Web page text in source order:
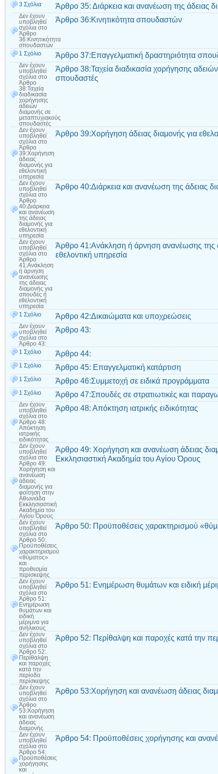
3 Σχόλια Άρθρο 35: Διάρκεια και ανανέωση της άδειας
Δεν έχουν
υποβληθεί
σχόλια στο
Άρθρο
36:Κινητικότητα
σπουδαστών
Άρθρο 36:Κινητικότητα σπουδαστών
1 Σχόλιο Άρθρο 37:Επαγγελματική δραστηριότητα
Δεν έχουν
υποβληθεί
σχόλια στο
Άρθρο
38:Ταχεία
διαδικασία
χορήγησης
αδειών
διαμονής σε
μεταπτυχιακούς
σπουδαστές
Άρθρο 38:Ταχεία διαδικασία χορήγησης
σπουδαστές
Δεν έχουν
υποβληθεί
σχόλια στο
Άρθρο
39:Χορήγηση
άδειας
διαμονής για
εθελοντική
υπηρεσία
Άρθρο 39:Χορήγηση άδειας διαμονής για
Δεν έχουν
υποβληθεί
σχόλια στο
Άρθρο
40:Διάρκεια
και ανανέωση
της άδειας
διαμονής για
εθελοντική
υπηρεσία
Άρθρο 40:Διάρκεια και ανανέωση της άδειας
Δεν έχουν
υποβληθεί
σχόλια στο
Άρθρο
41:Ανάκληση
ή άρνηση
ανανέωσης
της άδειας
διαμονής για
σπουδές ή
εθελοντική
υπηρεσία
Άρθρο 41:Ανάκληση ή άρνηση ανανέωσης της
εθελοντική υπηρεσία
1 Σχόλιο Άρθρο 42:Δικαιώματα και υποχρεώσεις
Δεν έχουν
υποβληθεί
σχόλια στο
Άρθρο 43:
Άρθρο 43:
1 Σχόλιο Άρθρο 44:
1 Σχόλιο Άρθρο 45: Επαγγελματική κατάρτιση
1 Σχόλιο Άρθρο 46:Συμμετοχή σε ειδικά προγράμματα
1 Σχόλιο Άρθρο 47:Σπουδές σε στρατιωτικές και
Δεν έχουν
υποβληθεί
σχόλια στο
Άρθρο 48:
Απόκτηση
ιατρικής
ειδικότητας
Άρθρο 48: Απόκτηση ιατρικής ειδικότητας
Δεν έχουν
υποβληθεί
σχόλια στο
Άρθρο 49:
Χορήγηση και
ανανέωση
άδειας
διαμονής για
φοίτηση στην
Αθωνιάδα
Εκκλησιαστική
Ακαδημία του
Αγίου Όρους
Άρθρο 49: Χορήγηση και ανανέωση άδειας
Εκκλησιαστική Ακαδημία του Αγίου Όρους
Δεν έχουν
υποβληθεί
σχόλια στο
Άρθρο 50:
Προϋποθέσεις
χαρακτηρισμού
«θύματος»
και
προθεσμία
περίσκεψης
Άρθρο 50: Προϋποθέσεις χαρακτηρισμού
Δεν έχουν
υποβληθεί
σχόλια στο
Άρθρο 51:
Ενημέρωση
θυμάτων και
ειδική
μέριμνα για
ανήλικους
Άρθρο 51: Ενημέρωση θυμάτων και ειδική
Δεν έχουν
υποβληθεί
σχόλια στο
Άρθρο 52:
Περίθαλψη
και παροχές
κατά την
περίοδο
περίσκεψης
Άρθρο 52: Περίθαλψη και παροχές κατά την
Δεν έχουν
υποβληθεί
σχόλια στο
Άρθρο
53:Χορήγηση
και ανανέωση
άδειας
διαμονής
Άρθρο 53:Χορήγηση και ανανέωση άδειας
Δεν έχουν
υποβληθεί
σχόλια στο
Άρθρο 54:
Προϋποθέσεις
χορήγησης
και
Άρθρο 54: Προϋποθέσεις χορήγησης και